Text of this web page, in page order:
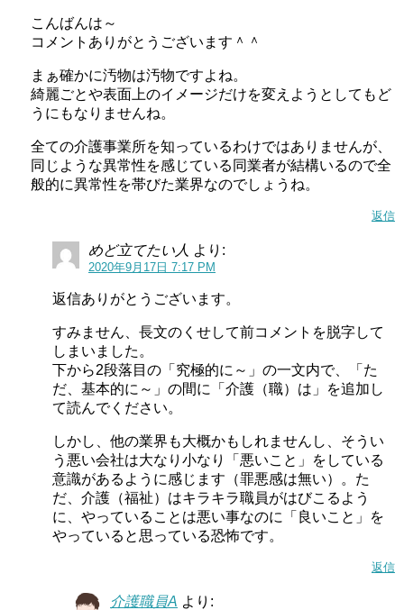
こんばんは～
コメントありがとうございます＾＾
まぁ確かに汚物は汚物ですよね。
綺麗ごとや表面上のイメージだけを変えようとしてもど
うにもなりませんね。
全ての介護事業所を知っているわけではありませんが、
同じような異常性を感じている同業者が結構いるので全
般的に異常性を帯びた業界なのでしょうね。
返信
めど立てたい人 より:
2020年9月17日 7:17 PM
返信ありがとうございます。
すみません、長文のくせして前コメントを脱字して
しまいました。
下から2段落目の「究極的に～」の一文内で、「た
だ、基本的に～」の間に「介護（職）は」を追加し
て読んでください。
しかし、他の業界も大概かもしれませんし、そうい
う悪い会社は大なり小なり「悪いこと」をしている
意識があるように感じます（罪悪感は無い）。た
だ、介護（福祉）はキラキラ職員がはびこるよう
に、やっていることは悪い事なのに「良いこと」を
やっていると思っている恐怖です。
返信
介護職員A より: